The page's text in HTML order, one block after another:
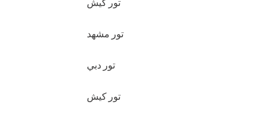
تور کيش
تور مشهد
تور دبي
تور کيش